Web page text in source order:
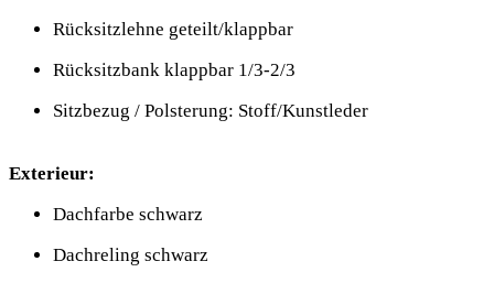
Rücksitzlehne geteilt/klappbar
Rücksitzbank klappbar 1/3-2/3
Sitzbezug / Polsterung: Stoff/Kunstleder
Exterieur:
Dachfarbe schwarz
Dachreling schwarz